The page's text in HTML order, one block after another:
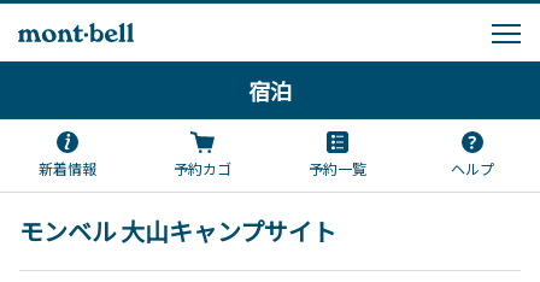
宿泊
新着情報 予約カゴ 予約一覧 ヘルプ
モンベル 大山キャンプサイト